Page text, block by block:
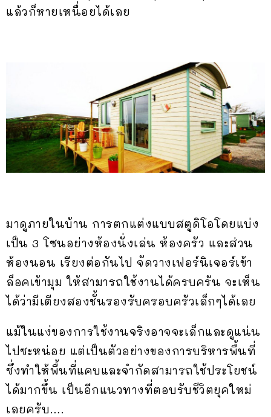
แล้วก็หายเหนื่อยได้เลย
มาดูภายในบ้าน การตกแต่งแบบสตูดิโอโดยแบ่ง
เป็น 3 โซนอย่างห้องนั่งเล่น ห้องครัว และส่วน
ห้องนอน เรียงต่อกันไป จัดวางเฟอร์นิเจอร์เข้า
ล็อคเข้ามุม ให้สามารถใช้งานได้ครบครัน จะเห็น
ได้ว่ามีเตียงสองชั้นรองรับครอบครัวเล็กๆได้เลย
แม้ในแง่ของการใช้งานจริงอาจจะเล็กและดูแน่น
ไปซะหน่อย แต่เป็นตัวอย่างของการบริหารพื้นที่
ซึ่งทำให้พื้นที่แคบและจำกัดสามารถใช้ประโยชน์
ได้มากขึ้น เป็นอีกแนวทางที่ตอบรับชีวิตยุคใหม่
เลยครับ….